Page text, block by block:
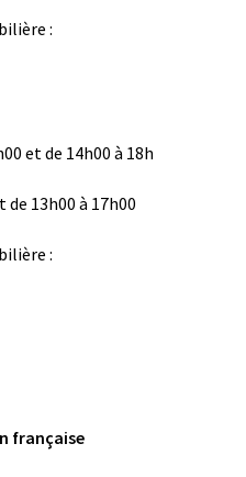
:
et de 14h00 à 18h
de 13h00 à 17h00
:
française